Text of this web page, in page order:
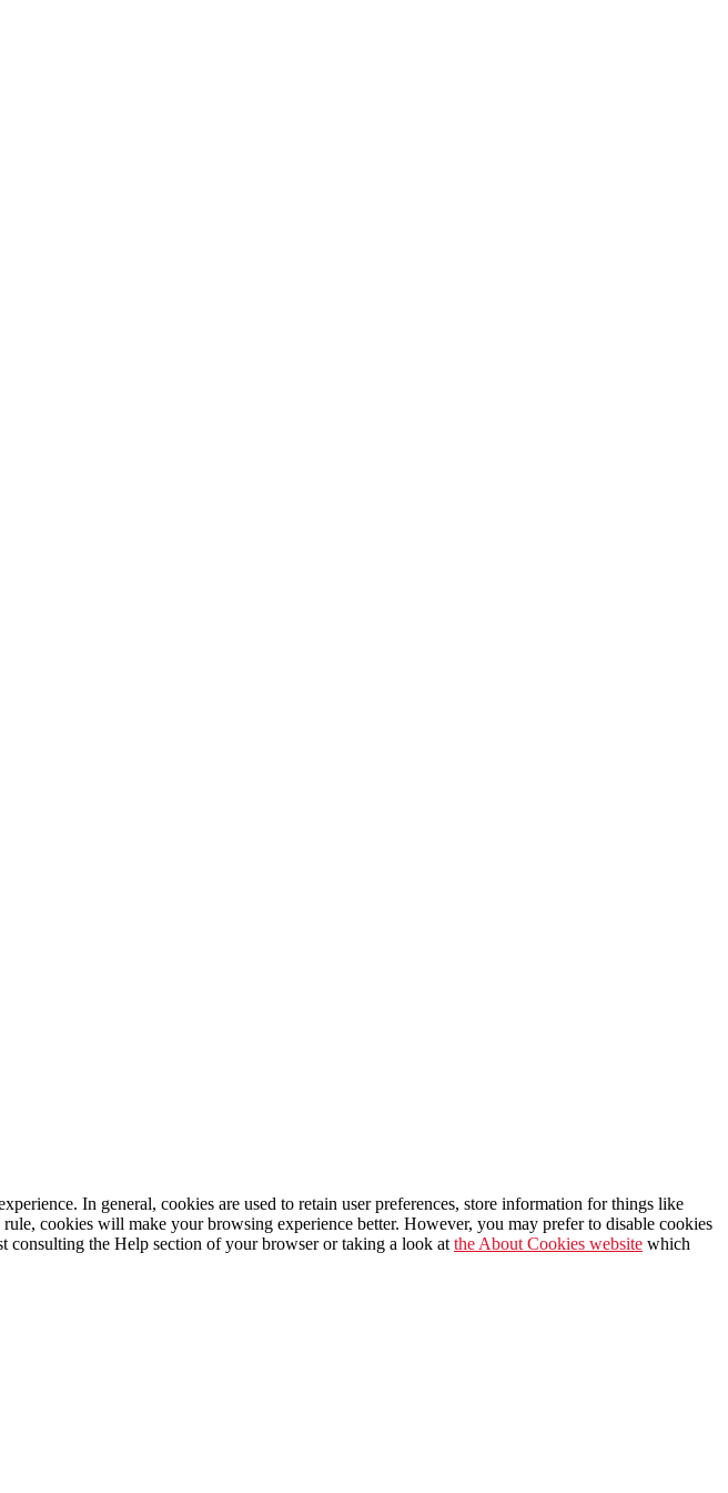
In general, cookies are used to retain user preferences, store information for things like
cookies will make your browsing experience better. However, you may prefer to disable cookies
consulting the Help section of your browser or taking a look at the About Cookies website which